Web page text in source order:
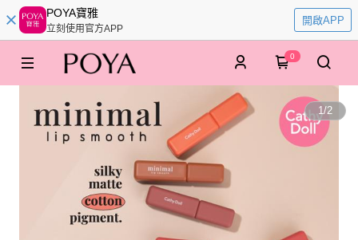
POYA寶雅
立刻使用官方APP
開啟APP
0
1/2